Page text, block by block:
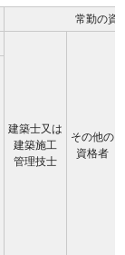
常勤の資
建築士又は
建築施工
管理技士
その他の
資格者